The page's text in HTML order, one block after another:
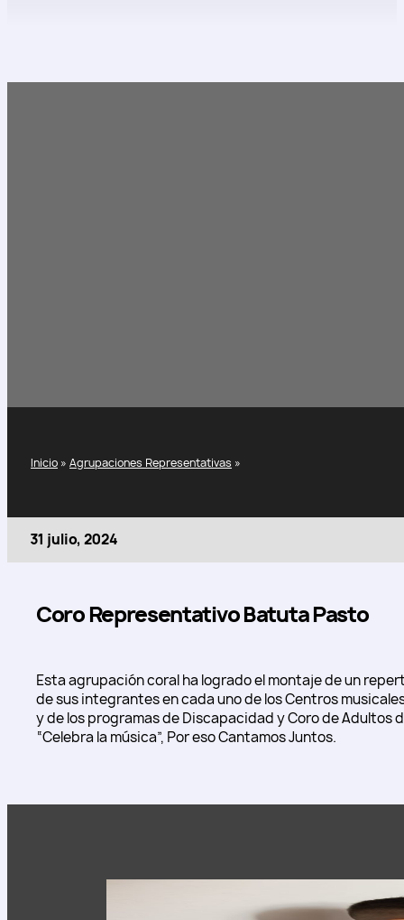
Inicio » Agrupaciones Representativas »
31 julio, 2024
Coro Representativo Batuta Pasto
Esta agrupación coral ha logrado el montaje de un
de sus integrantes en cada uno de los Centros
y de los programas de Discapacidad y Coro de
“Celebra la música”, Por eso Cantamos Juntos.